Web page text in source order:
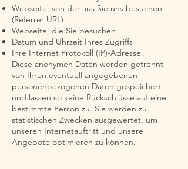
Webseite, von der aus Sie uns besuchen
(Referrer URL)
Webseite, die Sie besuchen
Datum und Uhrzeit Ihres Zugriffs
Ihre Internet Protokoll (IP)-Adresse.
Diese anonymen Daten werden getrennt
von Ihren eventuell angegebenen
personenbezogenen Daten gespeichert
und lassen so keine Rückschlüsse auf eine
bestimmte Person zu. Sie werden zu
statistischen Zwecken ausgewertet, um
unseren Internetauftritt und unsere
Angebote optimieren zu können.